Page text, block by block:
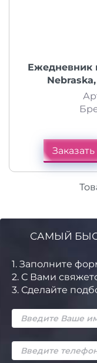
Ежедневник
Заказать
САМЫЙ
1. Заполните
2. С Вами
3. Сделайте